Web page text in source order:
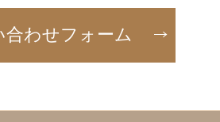
合わせフォーム